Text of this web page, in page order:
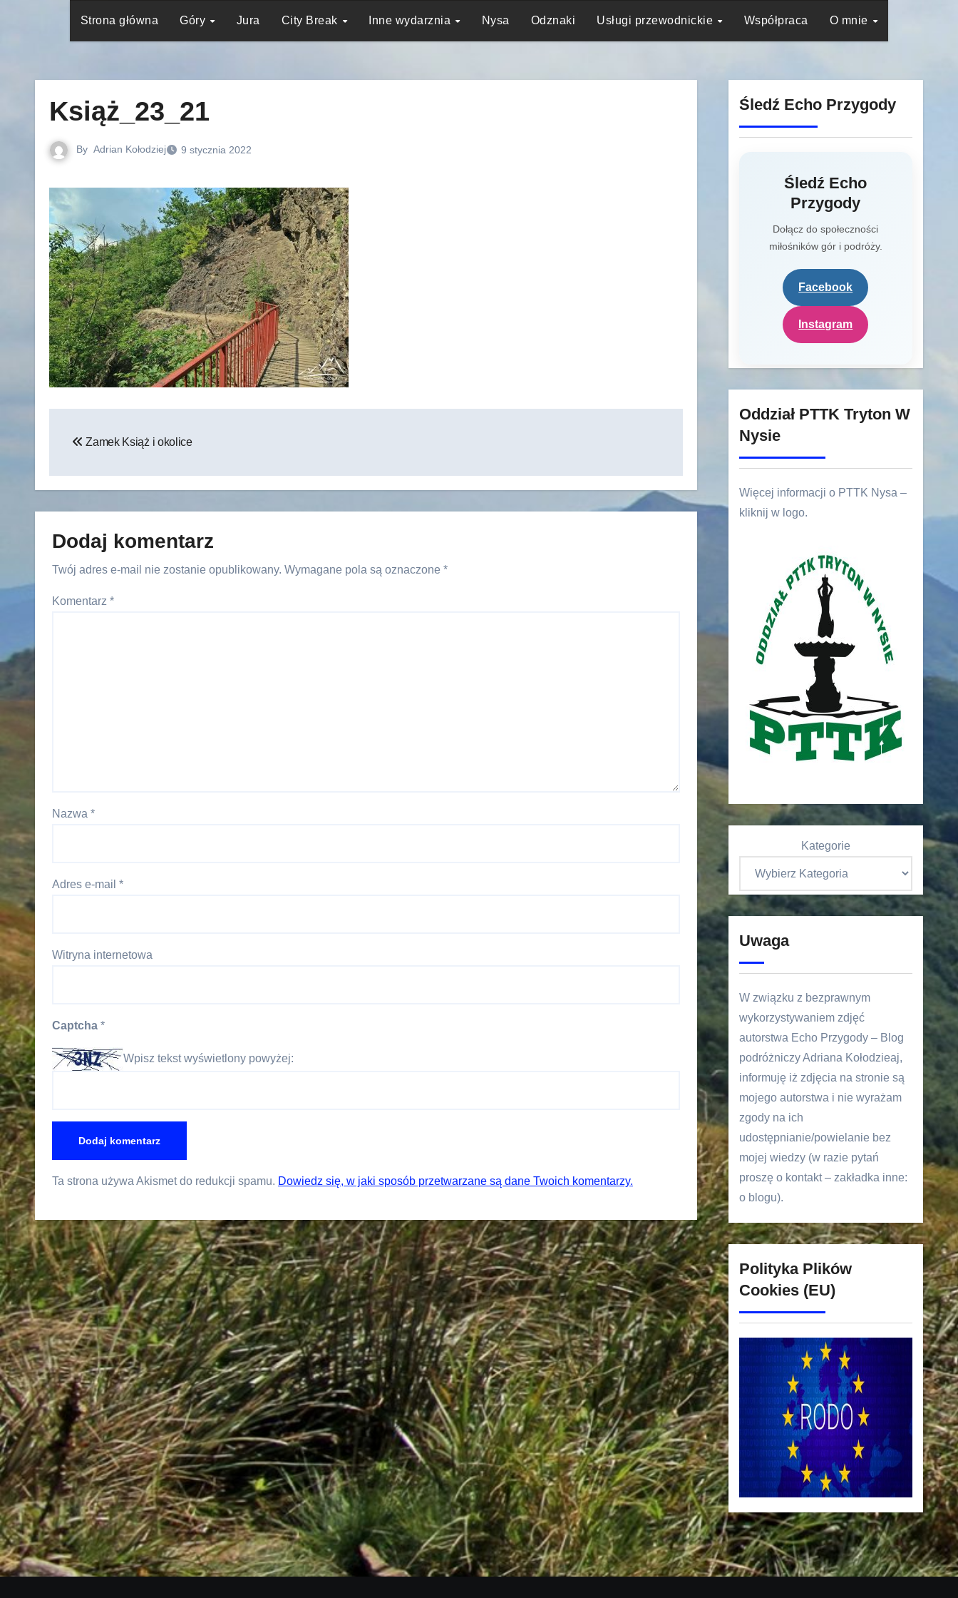
Strona główna Góry Jura City Break Inne wydarznia Nysa Odznaki Usługi przewodnickie Współpraca O mnie
Książ_23_21
By Adrian Kołodziej 9 stycznia 2022
wpisu
Zamek Książ i okolice
Dodaj komentarz
Twój adres e-mail nie zostanie opublikowany. Wymagane pola są oznaczone *
Komentarz *
Nazwa *
Adres e-mail *
Witryna internetowa
Captcha *
Wpisz tekst wyświetlony powyżej:
Ta strona używa Akismet do redukcji spamu. Dowiedz się, w jaki sposób przetwarzane są dane Twoich komentarzy.
Śledź Echo Przygody
Śledź Echo
Przygody
Dołącz do społeczności
miłośników gór i podróży.
Facebook
Instagram
Oddział PTTK Tryton W
Nysie
Więcej informacji o PTTK Nysa –
kliknij w logo.
Kategorie
Uwaga
W związku z bezprawnym
wykorzystywaniem zdjęć
autorstwa Echo Przygody – Blog
podróżniczy Adriana Kołodzieaj,
informuję iż zdjęcia na stronie są
mojego autorstwa i nie wyrażam
zgody na ich
udostępnianie/powielanie bez
mojej wiedzy (w razie pytań
proszę o kontakt – zakładka inne:
o blogu).
Polityka Plików
Cookies (EU)